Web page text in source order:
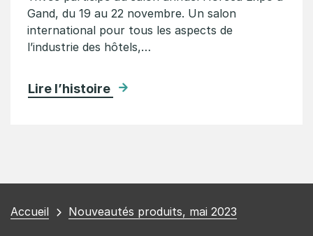
Gand, du 19 au 22 novembre. Un salon
international pour tous les aspects de
l’industrie des hôtels,…
Lire l’histoire
Vous
Accueil Nouveautés produits, mai 2023